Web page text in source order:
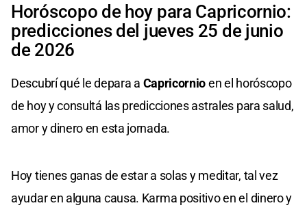
Horóscopo de hoy para Capricornio:
predicciones del jueves 25 de junio
de 2026
Descubrí qué le depara a Capricornioen el horóscopo
de hoy y consultá las predicciones astrales para salud,
amor y dinero en esta jornada.
Hoy tienes ganas de estar a solas y meditar, tal vez
ayudar en alguna causa. Karma positivo en el dinero y